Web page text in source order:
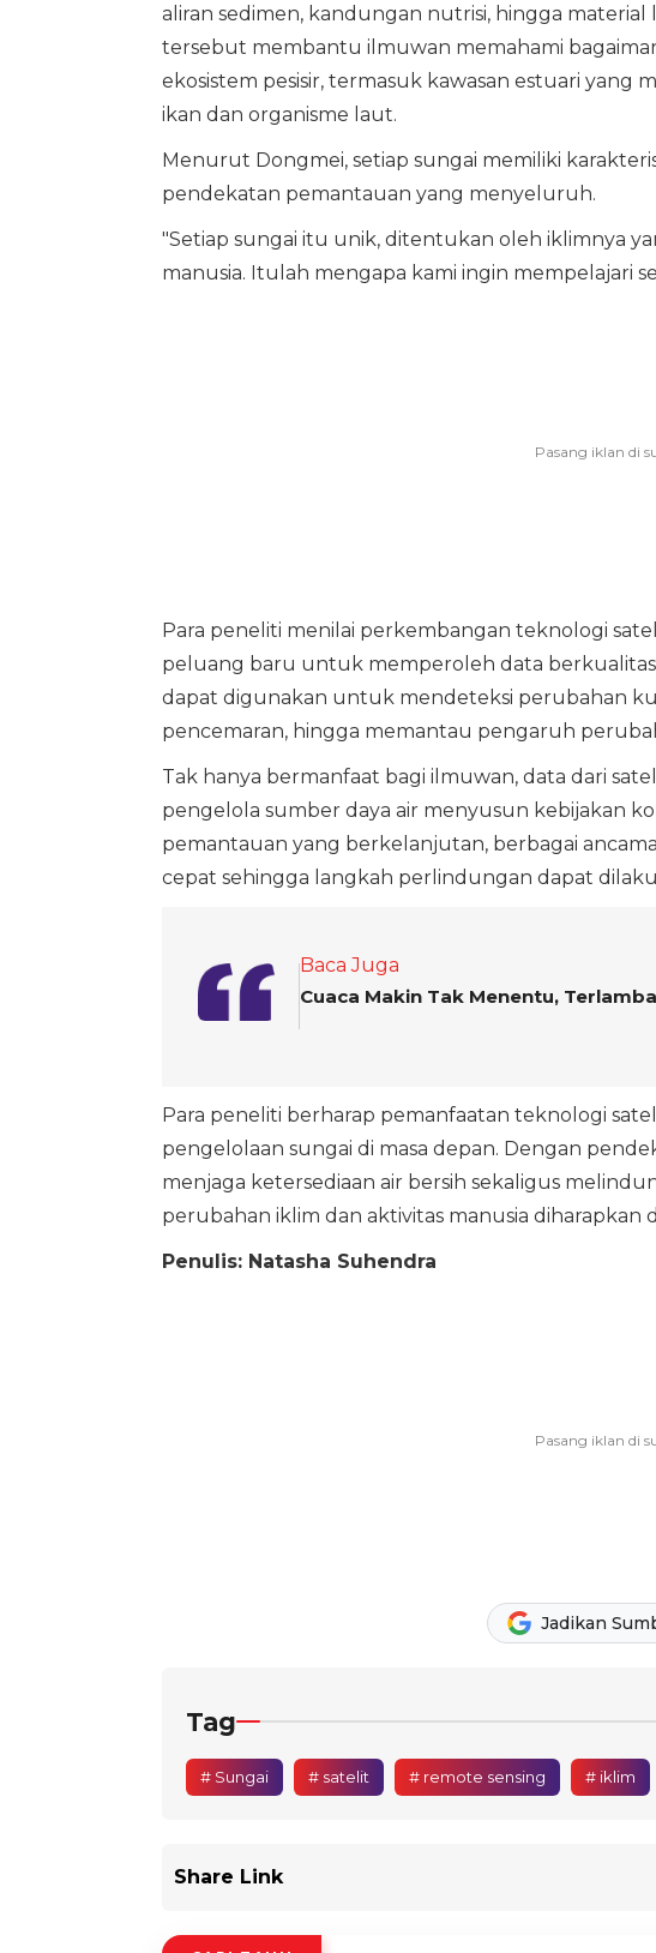
aliran sedimen, kandungan nutrisi, hingga
tersebut membantu ilmuwan memahami
ekosistem pesisir, termasuk kawasan estuari yang
ikan dan organisme laut.
Menurut Dongmei, setiap sungai memiliki
pendekatan pemantauan yang menyeluruh.
"Setiap sungai itu unik, ditentukan oleh iklimnya
manusia. Itulah mengapa kami ingin mempelajari
Para peneliti menilai perkembangan teknologi
peluang baru untuk memperoleh data
dapat digunakan untuk mendeteksi perubahan
pencemaran, hingga memantau pengaruh
Tak hanya bermanfaat bagi ilmuwan, data dari
pengelola sumber daya air menyusun kebijakan
pemantauan yang berkelanjutan, berbagai
cepat sehingga langkah perlindungan dapat
Baca Juga
Cuaca Makin Tak Menentu,
Para peneliti berharap pemanfaatan teknologi
pengelolaan sungai di masa depan. Dengan
menjaga ketersediaan air bersih sekaligus
perubahan iklim dan aktivitas manusia diharapkan
Penulis: Natasha Suhendra
Jadikan
Tag
# Sungai # satelit # remote sensing # iklim
Share Link